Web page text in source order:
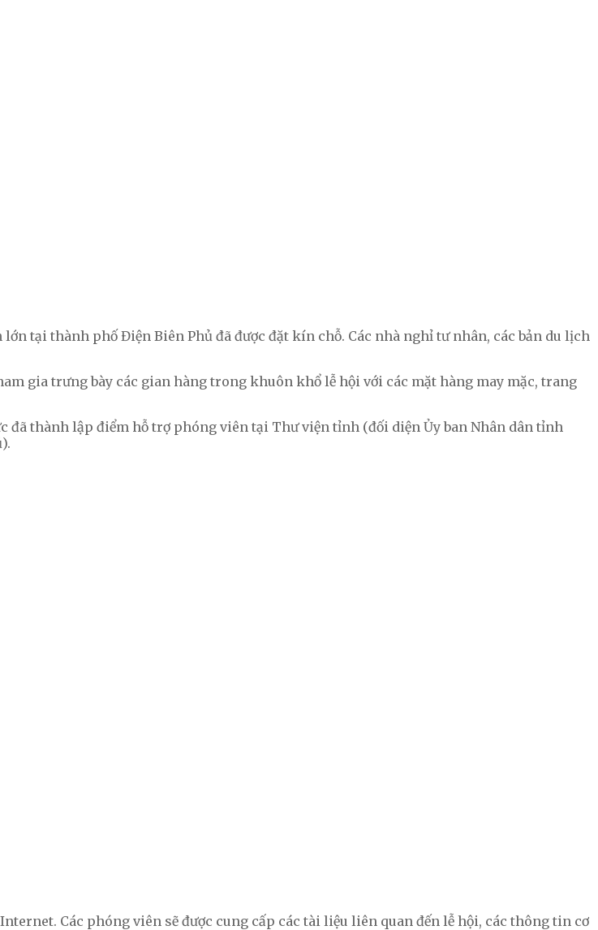
tại thành phố Điện Biên Phủ đã được đặt kín chỗ. Các nhà nghỉ tư nhân, các bản du lịch
gia trưng bày các gian hàng trong khuôn khổ lễ hội với các mặt hàng may mặc, trang
thành lập điểm hỗ trợ phóng viên tại Thư viện tỉnh (đối diện Ủy ban Nhân dân tỉnh
Các phóng viên sẽ được cung cấp các tài liệu liên quan đến lễ hội, các thông tin cơ